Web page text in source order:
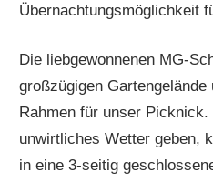
Übernachtungsmöglichkeit
Die liebgewonnenen MG-
großzügigen
Rahmen für unser
unwirtliches Wetter geben,
in eine 3-seitig